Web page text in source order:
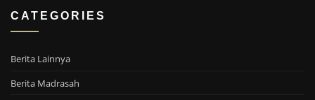
CATEGORIES
Berita Lainnya
Berita Madrasah